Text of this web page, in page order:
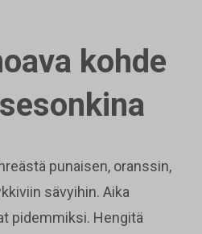
kohde
punaisen, oranssin,
sävyihin. Aika
pidemmiksi. Hengitä